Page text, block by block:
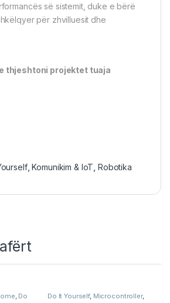
së sistemit, duke e bërë
për zhvilluesit dhe
thjeshtoni projektet tuaja
,Komunikim & IoT ,Robotika
, Do Do It Yourself, Microcontroller,